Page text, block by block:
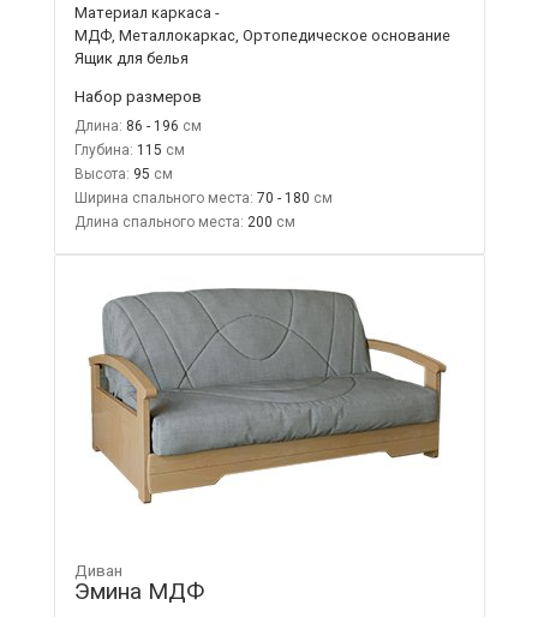
Материал каркаса -
МДФ, Металлокаркас, Ортопедическое основание
Ящик для белья
Набор размеров
Длина: 86 - 196
Глубина: 115
Высота: 95
Ширина спального места: 70 - 180
Длина спального места: 200
Диван
Эмина МДФ